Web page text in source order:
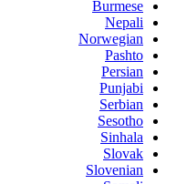
Burmese
Nepali
Norwegian
Pashto
Persian
Punjabi
Serbian
Sesotho
Sinhala
Slovak
Slovenian